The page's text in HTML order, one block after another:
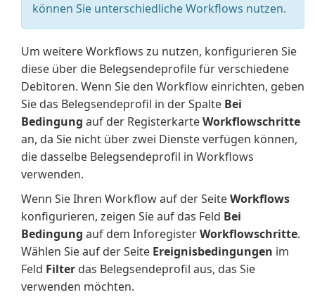
können Sie unterschiedliche Workflows nutzen.
Um weitere Workflows zu nutzen, konfigurieren Sie
diese über die Belegsendeprofile für verschiedene
Debitoren. Wenn Sie den Workflow einrichten, geben
Sie das Belegsendeprofil in der Spalte Bei
Bedingung auf der RegisterkarteWorkflowschritte
an, da Sie nicht über zwei Dienste verfügen können,
die dasselbe Belegsendeprofil in Workflows
verwenden.
Wenn Sie Ihren Workflow auf der SeiteWorkflows
konfigurieren, zeigen Sie auf das Feld Bei
Bedingung auf dem InforegisterWorkflowschritte.
Wählen Sie auf der Seite Ereignisbedingungen im
Feld Filter das Belegsendeprofil aus, das Sie
verwenden möchten.